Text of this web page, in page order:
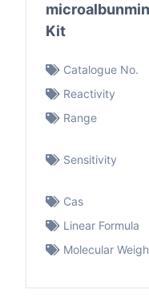
Kit
Catalogue No.
Reactivity
Range
Sensitivity
Cas
Linear Formula
Molecular